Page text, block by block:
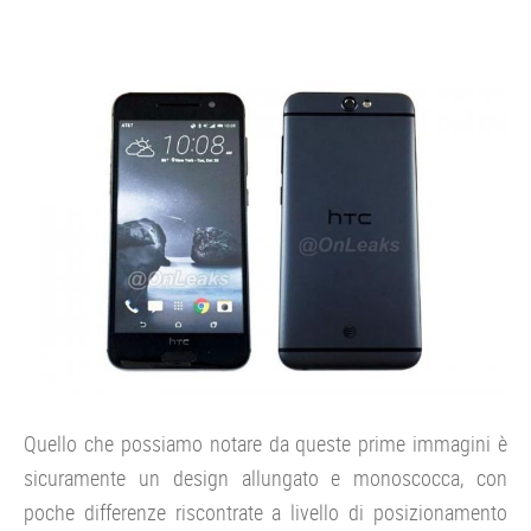
Quello che possiamo notare da queste prime immagini è
sicuramente un design allungato e monoscocca, con
poche differenze riscontrate a livello di posizionamento